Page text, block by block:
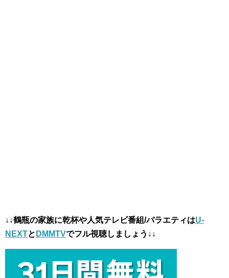
↓↓鶴瓶の家族に乾杯や人気テレビ番組/バラエティはU-
NEXTと DMMTVでフル視聴しましょう↓↓